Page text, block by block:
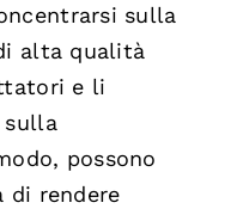
sulla
alta qualità
e li
sulla
possono
di rendere